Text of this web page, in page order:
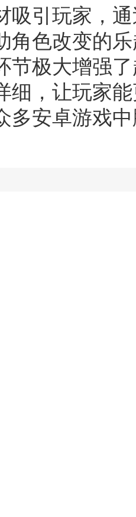
吸引玩家，
角色改变的
节极大增强
细，让玩家
多安卓游戏